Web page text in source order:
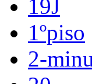
19J
1ºpiso
2-